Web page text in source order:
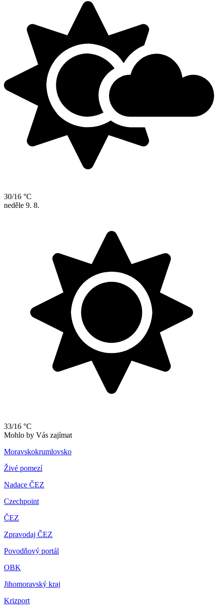
30/16 °C
neděle 9. 8.
33/16 °C
Mohlo by Vás zajímat
Moravskokrumlovsko
Živé pomezí
Nadace ČEZ
Czechpoint
ČEZ
Zpravodaj ČEZ
Povodňový portál
OBK
Jihomoravský kraj
Krizport